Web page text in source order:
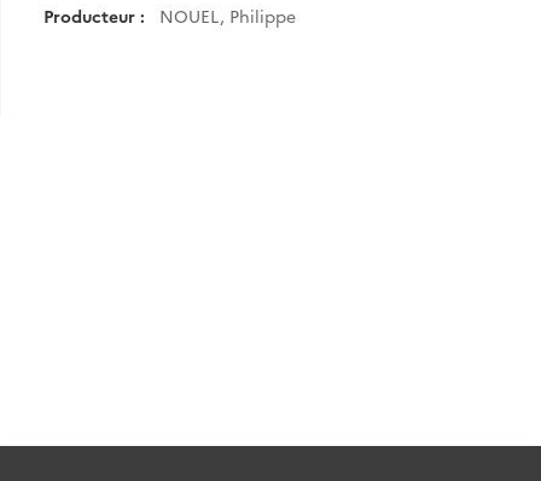
Producteur : NOUEL, Philippe